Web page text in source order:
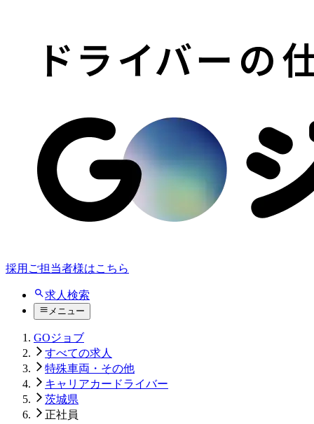
採用ご担当者様はこちら
求人検索
メニュー
GOジョブ
すべての求人
特殊車両・その他
キャリアカードライバー
茨城県
正社員